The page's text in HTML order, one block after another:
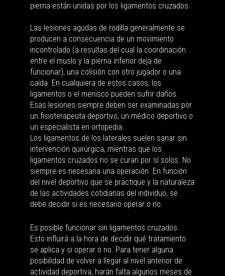
pierna están unidas por los ligamentos cruzados.
Las lesiones agudas de rodilla generalmente se
producen a consecuencia de un movimiento
incontrolado (a resultas del cual la coordinación
entre el muslo y la pierna inferior deja de
funcionar), una colisión con otro jugador o una
caída. En cualquiera de estos casos, los
ligamentos o el menisco pueden sufrir daños.
Esas lesiones siempre deben ser examinadas por
un fisioterapeuta deportivo, un médico deportivo o
un especialista en ortopedia.
Los ligamentos de los laterales suelen sanar sin
intervención quirúrgica, mientras que los
ligamentos cruzados no se curan por sí solos. No
siempre es necesaria una operación. En función
del nivel deportivo que se practique y la naturaleza
de las actividades cotidianas del individuo, se
debe decidir si es necesario operar o no.
Es posible funcionar sin ligamentos cruzados.
Esto influirá a la hora de decidir qué tratamiento
se aplica y si operar o no. Para tener alguna
posibilidad de volver a llegar al nivel anterior de
actividad deportiva, harán falta algunos meses de